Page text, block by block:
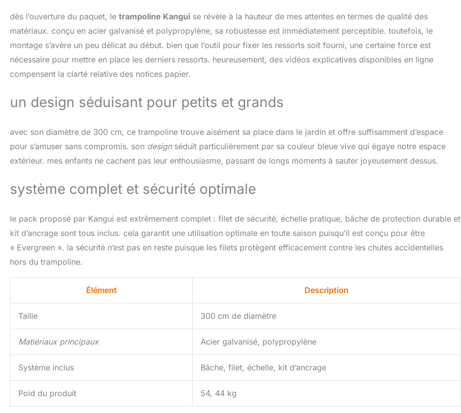
dès l’ouverture du paquet, le trampoline Kangui se révèle à la hauteur de mes attentes en termes de qualité des
matériaux. conçu en acier galvanisé et polypropylène, sa robustesse est immédiatement perceptible. toutefois, le
montage s’avère un peu délicat au début. bien que l’outil pour fixer les ressorts soit fourni, une certaine force est
nécessaire pour mettre en place les derniers ressorts. heureusement, des vidéos explicatives disponibles en ligne
compensent la clarté relative des notices papier.
un design séduisant pour petits et grands
avec son diamètre de 300 cm, ce trampoline trouve aisément sa place dans le jardin et offre suffisamment d’espace
pour s’amuser sans compromis. son designséduit particulièrement par sa couleur bleue vive qui égaye notre espace
extérieur. mes enfants ne cachent pas leur enthousiasme, passant de longs moments à sauter joyeusement dessus.
système complet et sécurité optimale
le pack proposé par Kangui est extrêmement complet : filet de sécurité, échelle pratique, bâche de protection durable et
kit d’ancrage sont tous inclus. cela garantit une utilisation optimale en toute saison puisqu’il est conçu pour être
« Evergreen ». la sécurité n’est pas en reste puisque les filets protègent efficacement contre les chutes accidentelles
hors du trampoline.
Élément Description
Taille 300 cm de diamètre
Matiériaux principaux Acier galvanisé, polypropylène
Système inclus Bâche, filet, échelle, kit d’ancrage
Poid du produit 54, 44 kg